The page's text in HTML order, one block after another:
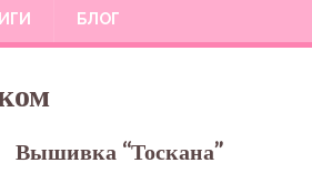
БЛОГ
Вышивка “Тоскана”